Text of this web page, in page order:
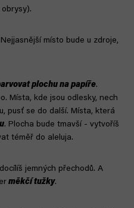
Nejjasnější místo bude u zdroje,
plochu na papíře.
Místa, kde jsou odlesky, nech
pusť se do další. Místa, která
. Plocha bude tmavší - vytvoříš
téměř do aleluja.
jemných přechodů. A
měkčí tužky.